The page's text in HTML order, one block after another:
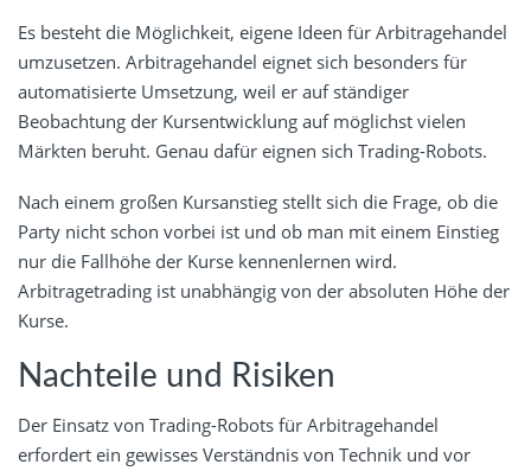
Es besteht die Möglichkeit, eigene Ideen für Arbitragehandel
umzusetzen. Arbitragehandel eignet sich besonders für
automatisierte Umsetzung, weil er auf ständiger
Beobachtung der Kursentwicklung auf möglichst vielen
Märkten beruht. Genau dafür eignen sich Trading-Robots.
Nach einem großen Kursanstieg stellt sich die Frage, ob die
Party nicht schon vorbei ist und ob man mit einem Einstieg
nur die Fallhöhe der Kurse kennenlernen wird.
Arbitragetrading ist unabhängig von der absoluten Höhe der
Kurse.
Nachteile und Risiken
Der Einsatz von Trading-Robots für Arbitragehandel
erfordert ein gewisses Verständnis von Technik und vor